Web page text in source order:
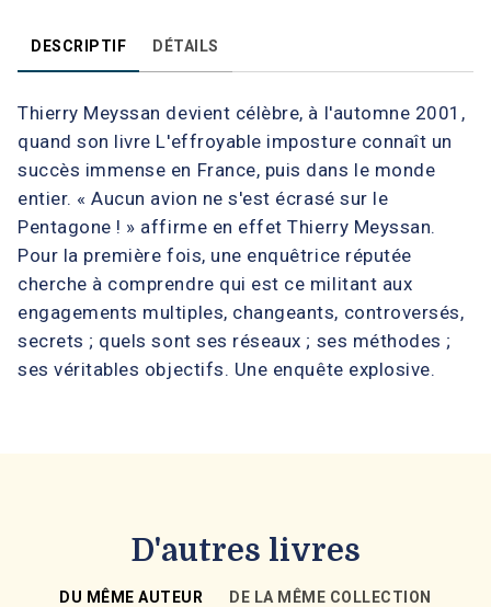
DESCRIPTIF DÉTAILS
Thierry Meyssan devient célèbre, à l'automne 2001,
quand son livre L'effroyable imposture connaît un
succès immense en France, puis dans le monde
entier. « Aucun avion ne s'est écrasé sur le
Pentagone ! » affirme en effet Thierry Meyssan.
Pour la première fois, une enquêtrice réputée
cherche à comprendre qui est ce militant aux
engagements multiples, changeants, controversés,
secrets ; quels sont ses réseaux ; ses méthodes ;
ses véritables objectifs. Une enquête explosive.
D'autres livres
DU MÊME AUTEUR DE LA MÊME COLLECTION